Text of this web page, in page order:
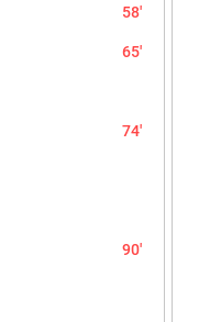
58'
65'
74'
90'